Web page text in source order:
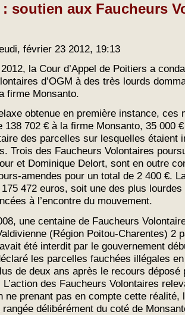
: soutien aux Faucheurs
février 23 2012, 19:13
la Cour d’Appel de Poitiers a
d’OGM à des très lourds
firme Monsanto.
obtenue en première instance, ces
138 702 € à la firme Monsanto, 35 000
des parcelles sur lesquelles étaient
Trois des Faucheurs Volontaires
et Dominique Delort, sont en outre
amendes pour un total de 2 400 €.
175 472 euros, soit une des plus
à l’encontre du mouvement.
une centaine de Faucheurs
(Région Poitou-Charentes) 2
été interdit par le gouvernement
les parcelles fauchées illégales
de deux ans après le recours déposé
des Faucheurs Volontaires
ne prenant pas en compte cette réalité,
délibérément du coté de